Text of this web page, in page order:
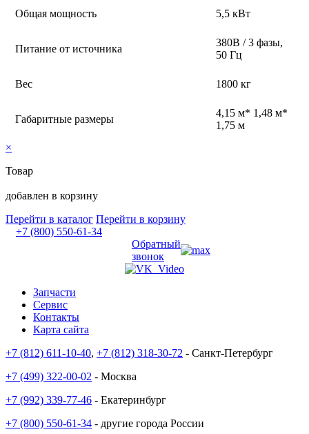
Общая мощность 5,5 кВт
Питание от источника
380В / 3 фазы,
50 Гц
Вес 1800 кг
Габаритные размеры
4,15 м* 1,48 м*
1,75 м
×
Товар
добавлен в корзину
Перейти в каталог Перейти в корзину
+7 (800) 550-61-34
Обратный
звонок
Запчасти
Сервис
Контакты
Карта сайта
+7 (812) 611-10-40, +7 (812) 318-30-72 - Санкт-Петербург
+7 (499) 322-00-02 - Москва
+7 (992) 339-77-46 - Екатеринбург
+7 (800) 550-61-34 - другие города России